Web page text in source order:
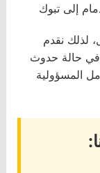
لذلك نقدم
في حالة حدوث
المسؤولية